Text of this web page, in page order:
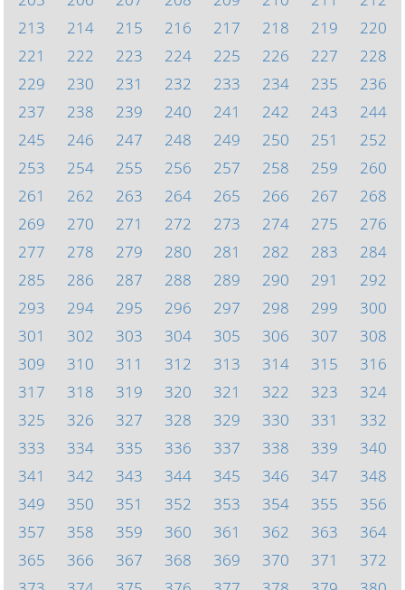
213
214 215 216 217 218 219
220
221
222 223 224 225 226 227
228
229
230 231 232 233 234 235
236
237
238 239 240 241 242 243
244
245
246 247 248 249 250 251
252
253
254 255 256 257 258 259
260
261
262 263 264 265 266 267
268
269
270 271 272 273 274 275
276
277
278 279 280 281 282 283
284
285
286 287 288 289 290 291
292
293
294 295 296 297 298 299
300
301
302 303 304 305 306 307
308
309
310 311 312 313 314 315
316
317
318 319 320 321 322 323
324
325
326 327 328 329 330 331
332
333
334 335 336 337 338 339
340
341
342 343 344 345 346 347
348
349
350 351 352 353 354 355
356
357
358 359 360 361 362 363
364
365
366 367 368 369 370 371
372